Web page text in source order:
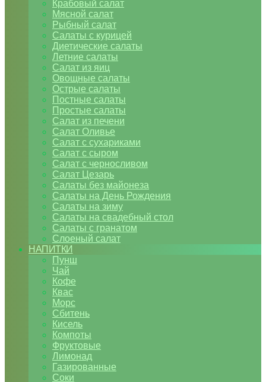
Крабовый салат
Мясной салат
Рыбный салат
Салаты с курицей
Диетические салаты
Летние салаты
Салат из яиц
Овощные салаты
Острые салаты
Постные салаты
Простые салаты
Салат из печени
Салат Оливье
Салат с сухариками
Салат с сыром
Салат с черносливом
Салат Цезарь
Салаты без майонеза
Салаты на День Рождения
Салаты на зиму
Салаты на свадебный стол
Салаты с гранатом
Слоеный салат
НАПИТКИ
Пунш
Чай
Кофе
Квас
Морс
Сбитень
Кисель
Компоты
Фруктовые
Лимонад
Газированные
Соки